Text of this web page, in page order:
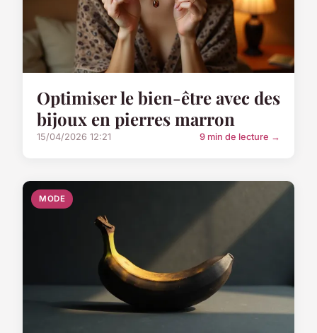
Optimiser le bien-être avec des
bijoux en pierres marron
15/04/2026 12:21 9 min de lecture →
MODE